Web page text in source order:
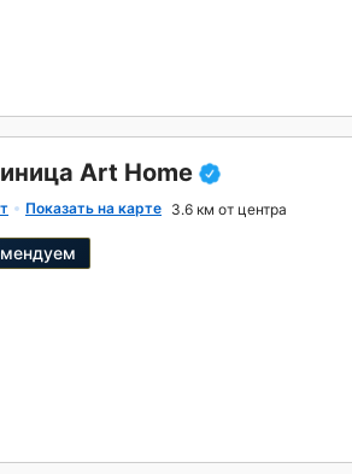
Art Home
Показать на карте 3.6 км от центра